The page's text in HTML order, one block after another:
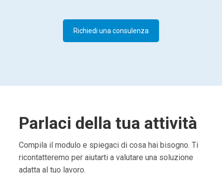
Richiedi una consulenza
Parlaci della tua attività
Compila il modulo e spiegaci di cosa hai bisogno. Ti
ricontatteremo per aiutarti a valutare una soluzione
adatta al tuo lavoro.